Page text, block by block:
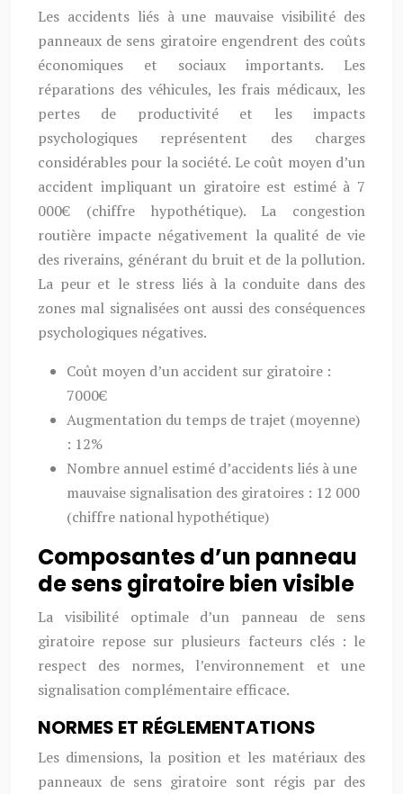
Les accidents liés à une mauvaise visibilité des
panneaux de sens giratoire engendrent des coûts
économiques et sociaux importants. Les
réparations des véhicules, les frais médicaux, les
pertes de productivité et les impacts
psychologiques représentent des charges
considérables pour la société. Le coût moyen d’un
accident impliquant un giratoire est estimé à 7
000€ (chiffre hypothétique). La congestion
routière impacte négativement la qualité de vie
des riverains, générant du bruit et de la pollution.
La peur et le stress liés à la conduite dans des
zones mal signalisées ont aussi des conséquences
psychologiques négatives.
Coût moyen d’un accident sur giratoire :
7000€
Augmentation du temps de trajet (moyenne)
: 12%
Nombre annuel estimé d’accidents liés à une
mauvaise signalisation des giratoires : 12 000
(chiffre national hypothétique)
Composantes d’un panneau
de sens giratoire bien visible
La visibilité optimale d’un panneau de sens
giratoire repose sur plusieurs facteurs clés : le
respect des normes, l’environnement et une
signalisation complémentaire efficace.
NORMES ET RÉGLEMENTATIONS
Les dimensions, la position et les matériaux des
panneaux de sens giratoire sont régis par des